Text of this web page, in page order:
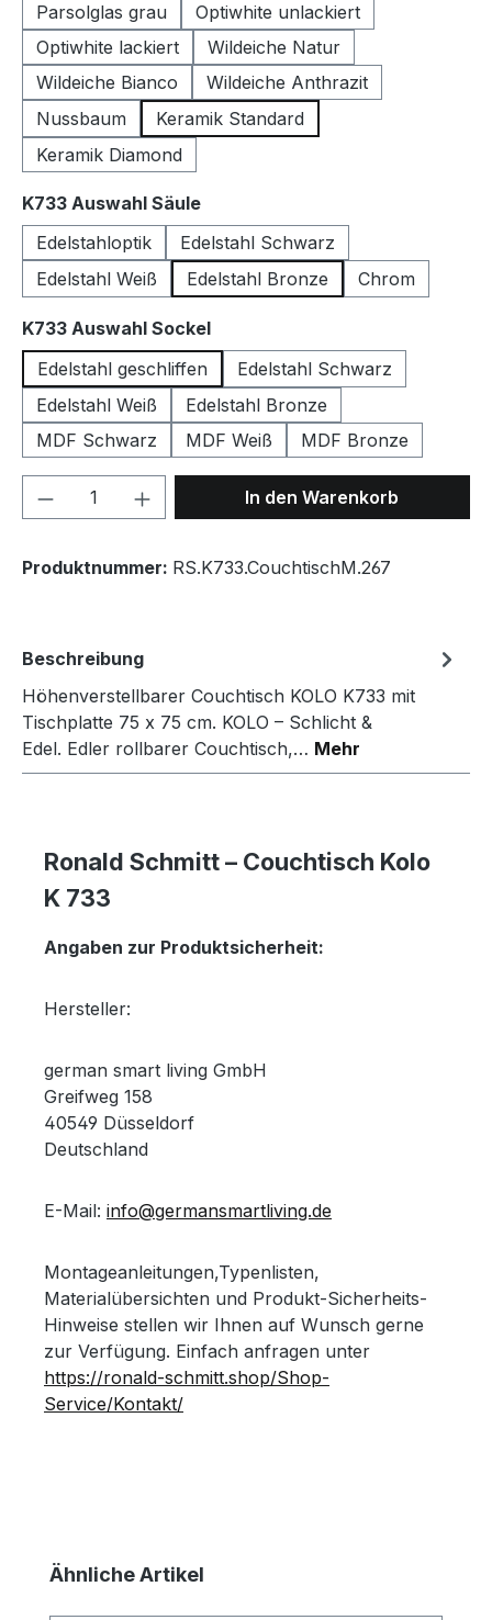
Parsolglas grau
Optiwhite unlackiert
Optiwhite lackiert
Wildeiche Natur
Wildeiche Bianco
Wildeiche Anthrazit
Nussbaum
Keramik Standard
Keramik Diamond
K733 Auswahl Säuleauswählen
Edelstahloptik
Edelstahl Schwarz
Edelstahl Weiß
Edelstahl Bronze Chrom
K733 Auswahl Sockelauswählen
Edelstahl geschliffen
Edelstahl Schwarz
Edelstahl Weiß
Edelstahl Bronze
MDF Schwarz
MDF Weiß MDF Bronze
Produkt Anzahl: Gib denIn den Warenkorb
Produktnummer: RS.K733.CouchtischM.267
Beschreibung
Höhenverstellbarer Couchtisch KOLO K733 mit
Tischplatte 75 x 75 cm. KOLO – Schlicht &
Edel. Edler rollbarer Couchtisch,… Mehr
Ronald Schmitt – Couchtisch Kolo
K 733
Angaben zur Produktsicherheit:
Hersteller:
german smart living GmbH
Greifweg 158
40549 Düsseldorf
Deutschland
E-Mail: info@germansmartliving.de
Montageanleitungen,Typenlisten,
Materialübersichten und Produkt-Sicherheits-
Hinweise stellen wir Ihnen auf Wunsch gerne
zur Verfügung. Einfach anfragen unter
https://ronald-schmitt.shop/Shop-
Service/Kontakt/
Produktgalerie überspringen
Ähnliche Artikel